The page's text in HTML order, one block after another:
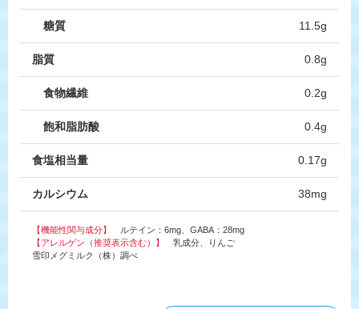
糖質 11.5g
脂質 0.8g
食物繊維 0.2g
飽和脂肪酸 0.4g
食塩相当量 0.17g
カルシウム 38mg
【機能性関与成分】
ルテイン：6mg、GABA：28mg
【アレルゲン（推奨表示含む）】
乳成分、りんご
雪印メグミルク（株）調べ